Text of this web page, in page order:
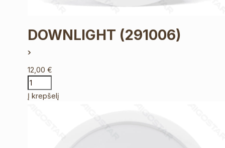
DOWNLIGHT (291006)
12,00€
Į krepšelį